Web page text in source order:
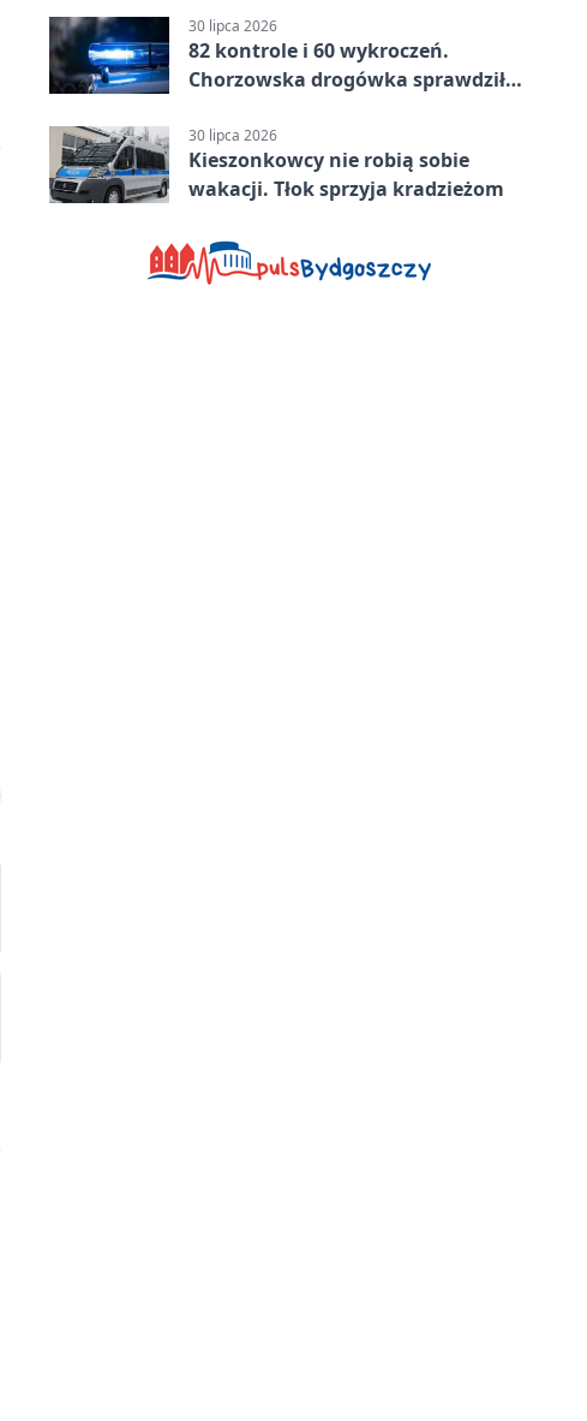
30 lipca 2026
82 kontrole i 60 wykroczeń.
Chorzowska drogówka sprawdziła
30 lipca 2026
Kieszonkowcy nie robią sobie
wakacji. Tłok sprzyja kradzieżom